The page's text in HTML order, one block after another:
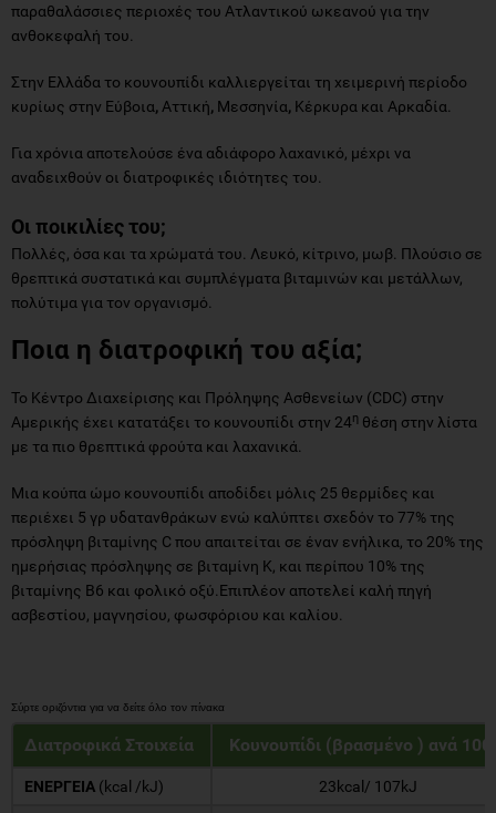
παραθαλάσσιες περιοχές του Ατλαντικού ωκεανού για την
ανθοκεφαλή του.
Στην Ελλάδα το κουνουπίδι καλλιεργείται τη χειμερινή περίοδο
κυρίως στην Εύβοια, Αττική, Μεσσηνία, Κέρκυρα και Αρκαδία.
Για χρόνια αποτελούσε ένα αδιάφορο λαχανικό, μέχρι να
αναδειχθούν οι διατροφικές ιδιότητες του.
Οι ποικιλίες του;
Πολλές, όσα και τα χρώματά του. Λευκό, κίτρινο, μωβ. Πλούσιο σε
θρεπτικά συστατικά και συμπλέγματα βιταμινών και μετάλλων,
πολύτιμα για τον οργανισμό.
Ποια η διατροφική του αξία;
Το Κέντρο Διαχείρισης και Πρόληψης Ασθενείων (CDC) στην
Αμερικής έχει κατατάξει το κουνουπίδι στην 24η θέση στην λίστα
με τα πιο θρεπτικά φρούτα και λαχανικά.
Μια κούπα ώμο κουνουπίδι αποδίδει μόλις 25 θερμίδες και
περιέχει 5 γρ υδατανθράκων ενώ καλύπτει σχεδόν το 77% της
πρόσληψη βιταμίνης C που απαιτείται σε έναν ενήλικα, το 20% της
ημερήσιας πρόσληψης σε βιταμίνη Κ, και περίπου 10% της
βιταμίνης Β6 και φολικό οξύ.Επιπλέον αποτελεί καλή πηγή
ασβεστίου, μαγνησίου, φωσφόριου και καλίου.
Διατροφικά Στοιχεία Κουνουπίδι (βρασμένο ) ανά
ΕΝΕΡΓΕΙΑ (kcal /kJ) 23kcal/ 107kJ